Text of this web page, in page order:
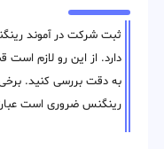
ثبت شرکت در آموند
دارد. از این رو لازم است
به دقت بررسی کنید.
رینگنس ضروری است